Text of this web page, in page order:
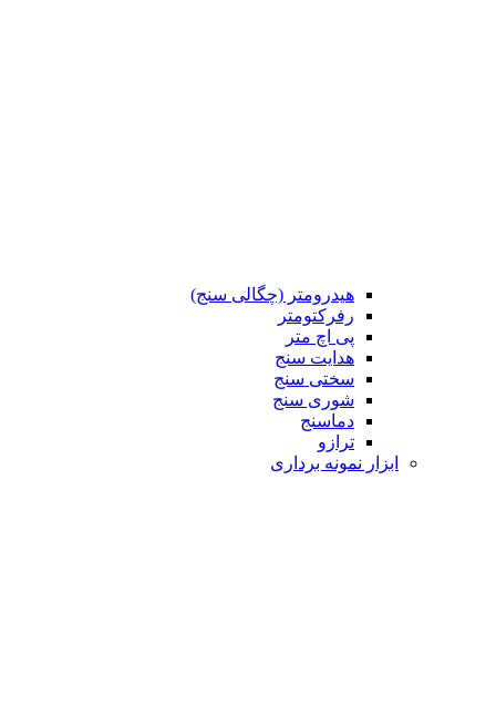
هیدرومتر (چگالی سنج)
رفرکتومتر
پی اچ متر
هدایت سنج
سختی سنج
شوری سنج
دماسنج
ترازو
ابزار نمونه برداری